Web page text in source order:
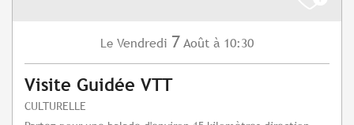
Le Vendredi 7 Août à 10:30
Visite Guidée VTT
CULTURELLE